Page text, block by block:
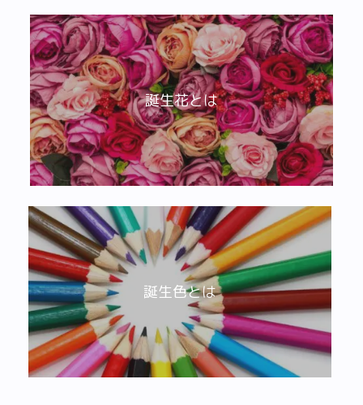
誕生花とは
誕生色とは